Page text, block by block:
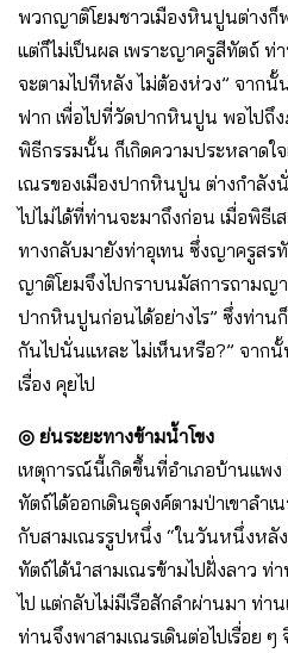
พวกญาติโยมชาวเมืองหินปูนต่างก็
แต่ก็ไม่เป็นผล เพราะญาครูสีทัตถ์ ท่
จะตามไปทีหลัง ไม่ต้องห่วง” จาก
ฟาก เพื่อไปที่วัดปากหินปูน พอไปถึ
พิธีกรรมนั้น ก็เกิดความประหลาดใจ
เณรของเมืองปากหินปูน ต่างกําลั
ไปไม่ได้ที่ท่านจะมาถึงก่อน เมื่อพิธี
ทางกลับมายังท่าอุเทน ซึ่งญาครูสร
ญาติโยมจึงไปกราบนมัสการถามญ
ปากหินปูนก่อนได้อย่างไร” ซึ่งท่าน
กันไปนั่นแหละ ไม่เห็นหรือ?” จาก
เรื่อง คุยไป
◎ ย่นระยะทางข้ามน้ำโขง
เหตุการณ์นี้เกิดขึ้นที่อําเภอบ้านแพ
ทัตถ์ได้ออกเดินธุดงค์ตามป่าเขาลําเ
กับสามเณรรูปหนึ่ง “ในวันหนึ่งหลั
ทัตถ์ได้นําสามเณรข้ามไปฝั่งลาว ท่า
ไป แต่กลับไม่มีเรือสักลําผ่านมา ท่า
ท่านจึงพาสามเณรเดินต่อไปเรื่อย